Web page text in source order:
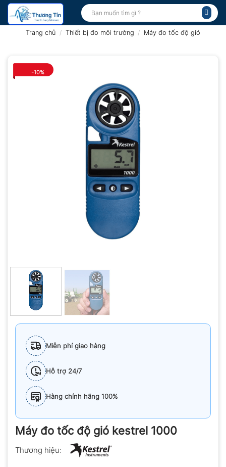
Bỏ
qua
Tìm
kiếm:
Trang chủ / Thiết bị đo môi trường / Máy đo tốc độ gió
-10%
Miễn phí giao hàng
Hỗ trợ 24/7
Hàng chính hãng 100%
Máy đo tốc độ gió kestrel 1000
Thương hiệu: